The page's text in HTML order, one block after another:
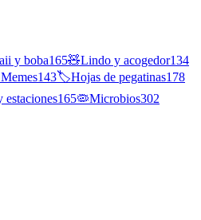
y boba165🧸Lindo y acogedor134
Memes143🏷️Hojas de pegatinas178
estaciones165🦠Microbios302